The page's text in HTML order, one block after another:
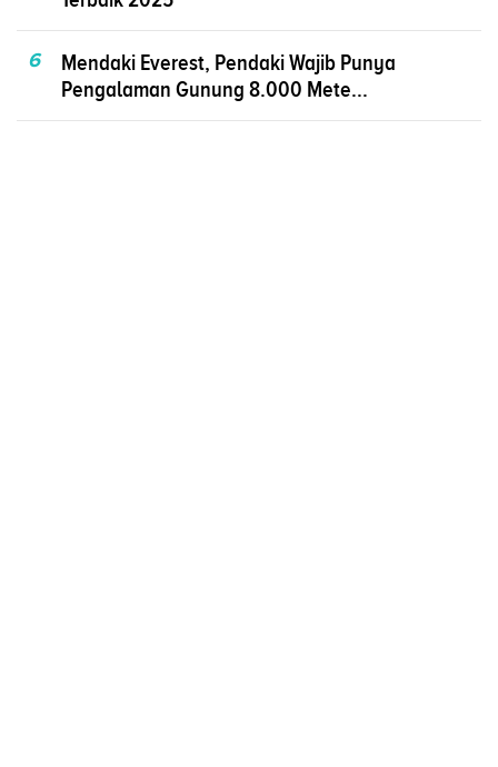
6
Mendaki Everest, Pendaki Wajib Punya
Pengalaman Gunung 8.000 Mete...